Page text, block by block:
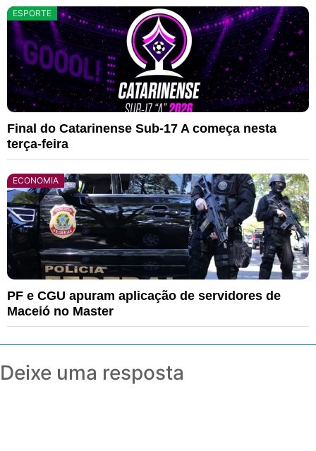
ESPORTE
Final do Catarinense Sub-17 A começa nesta
terça-feira
ECONOMIA
PF e CGU apuram aplicação de servidores de
Maceió no Master
Deixe uma resposta